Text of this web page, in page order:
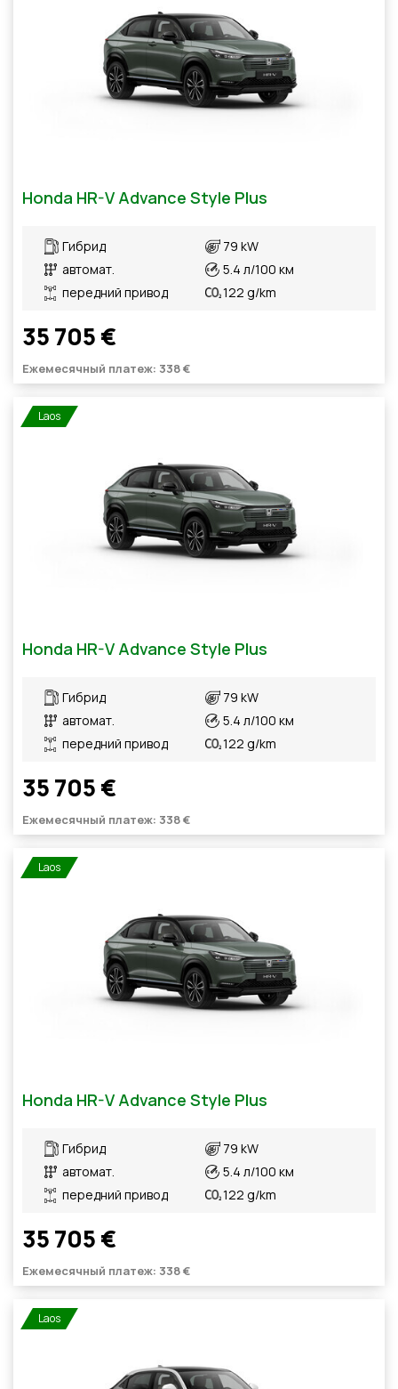
Honda HR-V Advance Style Plus
Гибрид
автомат.
передний привод
79 kW
5.4 л/100 км
122 g/km
35 705 €
Ежемесячный платеж: 338 €
Laos
Honda HR-V Advance Style Plus
Гибрид
автомат.
передний привод
79 kW
5.4 л/100 км
122 g/km
35 705 €
Ежемесячный платеж: 338 €
Laos
Honda HR-V Advance Style Plus
Гибрид
автомат.
передний привод
79 kW
5.4 л/100 км
122 g/km
35 705 €
Ежемесячный платеж: 338 €
Laos